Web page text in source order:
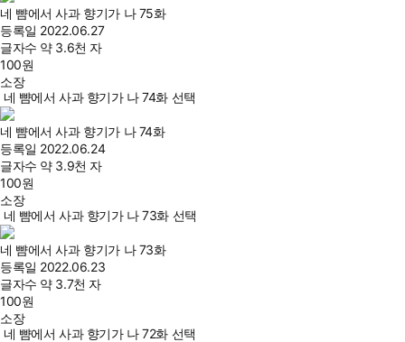
네 뺨에서 사과 향기가 나 75화
등록일 2022.06.27
글자수 약 3.6천 자
100원
소장
네 뺨에서 사과 향기가 나 74화 선택
네 뺨에서 사과 향기가 나 74화
등록일 2022.06.24
글자수 약 3.9천 자
100원
소장
네 뺨에서 사과 향기가 나 73화 선택
네 뺨에서 사과 향기가 나 73화
등록일 2022.06.23
글자수 약 3.7천 자
100원
소장
네 뺨에서 사과 향기가 나 72화 선택